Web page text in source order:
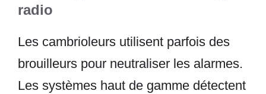
radio
Les cambrioleurs utilisent parfois des
brouilleurs pour neutraliser les alarmes.
Les systèmes haut de gamme détectent